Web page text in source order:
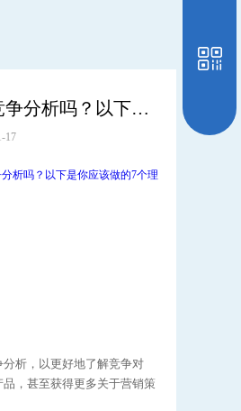
想进行竞争分析吗？以下是你应该做的7个理由
17
分析，以更好地了解竞争对
品，甚至获得更多关于营销策
Time